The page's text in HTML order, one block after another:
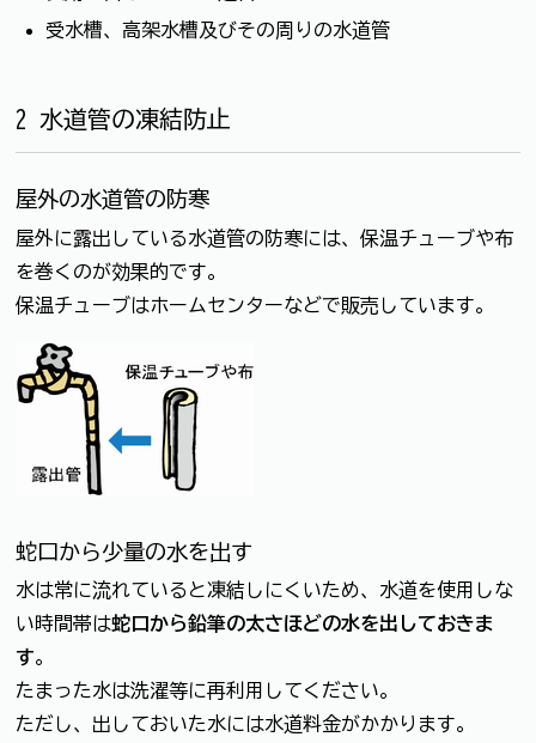
受水槽、高架水槽及びその周りの水道管
2 水道管の凍結防止
屋外の水道管の防寒
屋外に露出している水道管の防寒には、保温チューブや布
を巻くのが効果的です。
保温チューブはホームセンターなどで販売しています。
蛇口から少量の水を出す
水は常に流れていると凍結しにくいため、水道を使用しな
い時間帯は蛇口から鉛筆の太さほどの水を出しておきま
す。
たまった水は洗濯等に再利用してください。
ただし、出しておいた水には水道料金がかかります。